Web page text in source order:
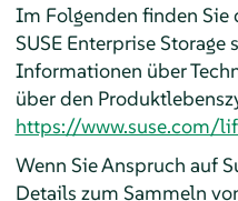
Im Folgenden finden
SUSE Enterprise Storage
Informationen über
über den
https://www.suse.com/
Wenn Sie Anspruch auf
Details zum Sammeln